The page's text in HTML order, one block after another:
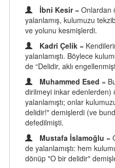
İbni Kesir = Onlardan
yalanlamış, kulumuzu
ve yolunu kesmişlerdi.
Kadri Çelik =
yalanlamıştı. Böylece
de “Delidir, aklı
Muhammed Esed =
dirilmeyi inkar edenlerden)
yalanlamıştı; onlar
delidir!" demişlerdi (ve
defedilmişti.
Mustafa İslamoğlu =
de yalanlamıştı: hem
dönüp "O bir delidir"